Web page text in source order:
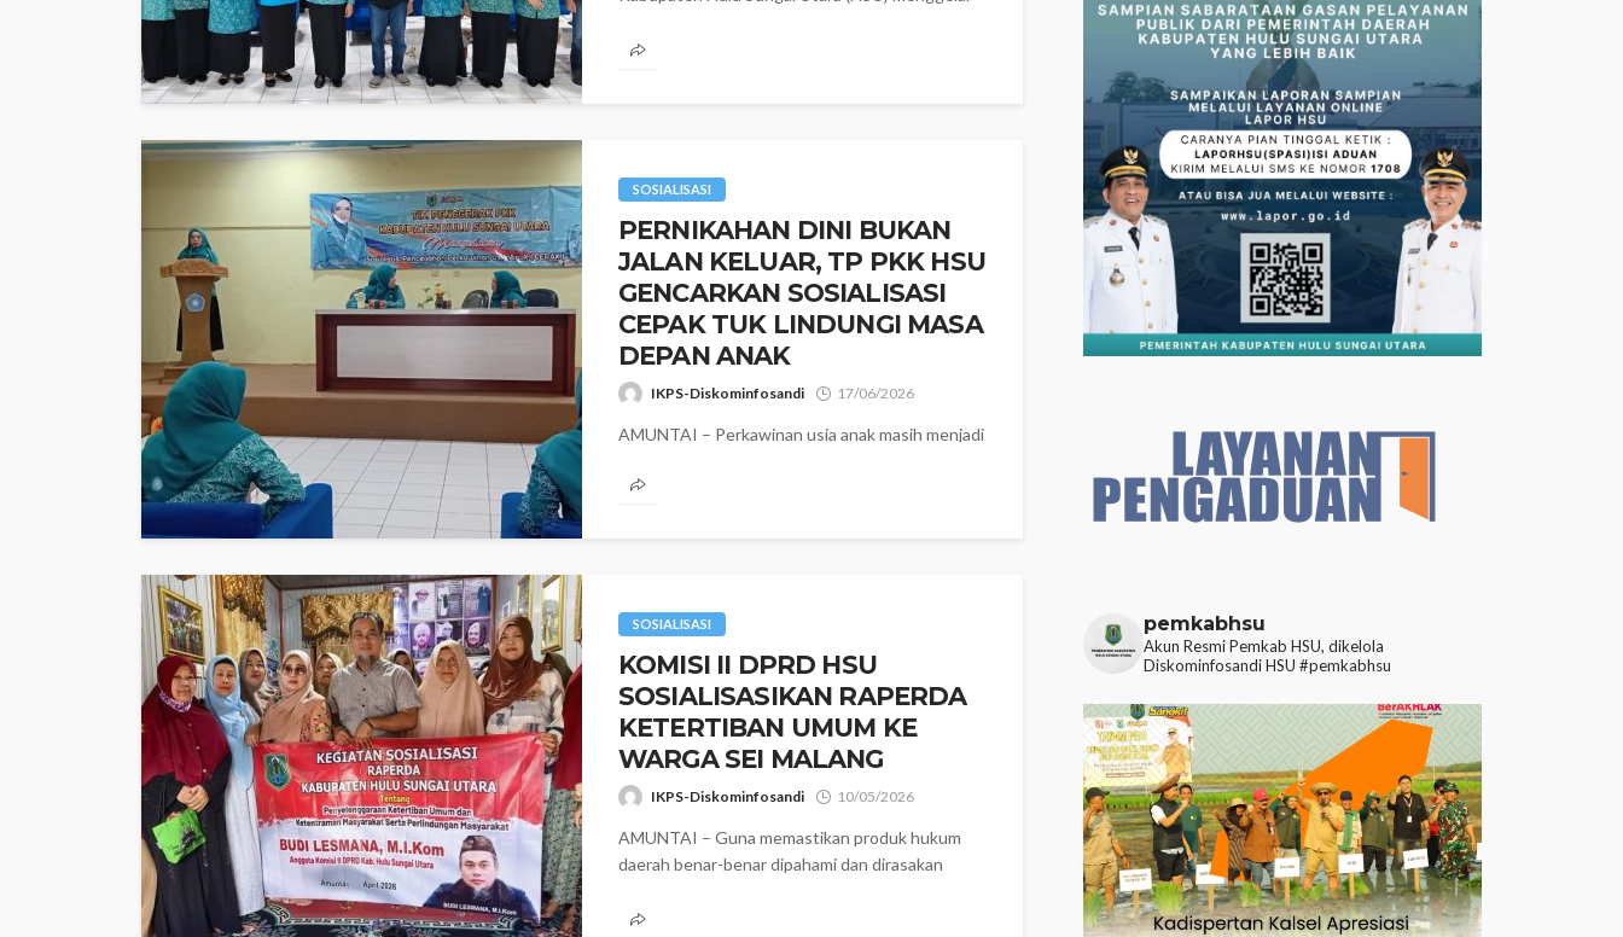
Narkoba (KRISAN) di...
SOSIALISASI
PERNIKAHAN DINI BUKAN
JALAN KELUAR, TP PKK HSU
GENCARKAN SOSIALISASI
CEPAK TUK LINDUNGI MASA
DEPAN ANAK ‎
IKPS-Diskominfosandi 17/06/2026
AMUNTAI – Perkawinan usia anak masih menjadi
Kabupaten Hulu Sungai Utara (HSU). Secara...
SOSIALISASI
KOMISI II DPRD HSU
SOSIALISASIKAN RAPERDA
KETERTIBAN UMUM KE
WARGA SEI MALANG
IKPS-Diskominfosandi 10/05/2026
AMUNTAI – Guna memastikan produk hukum
daerah benar-benar dipahami dan dirasakan
DPRD Kabupaten Hulu...
pemkabhsu
Akun Resmi Pemkab HSU, dikelola
Diskominfosandi HSU #pemkabhsu